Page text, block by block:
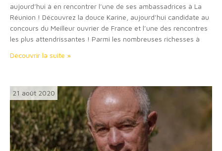
aujourd’hui à en rencontrer l’une de ses ambassadrices à La
Réunion ! Découvrez la douce Karine, aujourd’hui candidate au
concours du Meilleur ouvrier de France et l’une des rencontres
les plus attendrissantes ! Parmi les nombreuses richesses à
broderie…
Découvrir la suite »
21 août 2020